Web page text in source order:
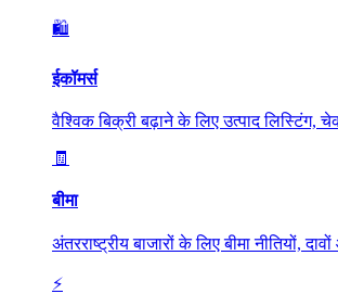
🛍️
ईकॉमर्स
वैश्विक बिक्री बढ़ाने के लिए उत्पाद
🧾
बीमा
अंतरराष्ट्रीय बाजारों के लिए बीमा नीतियों,
⚡